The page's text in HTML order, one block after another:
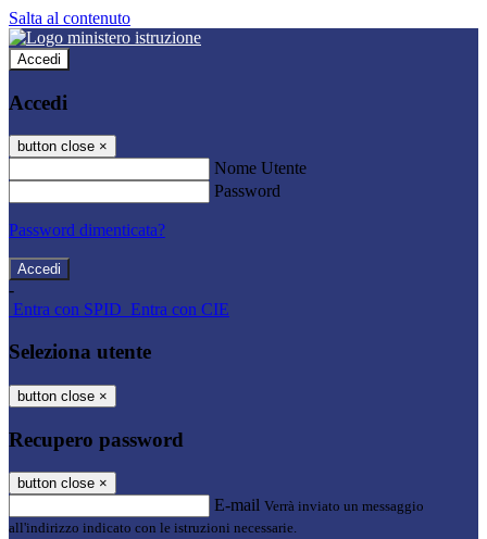
Salta al contenuto
Accedi
Accedi
button close ×
Nome Utente
Password
Password dimenticata?
-
Entra con SPID Entra con CIE
Seleziona utente
button close ×
Recupero password
button close ×
E-mail Verrà inviato un messaggio
all'indirizzo indicato con le istruzioni necessarie.